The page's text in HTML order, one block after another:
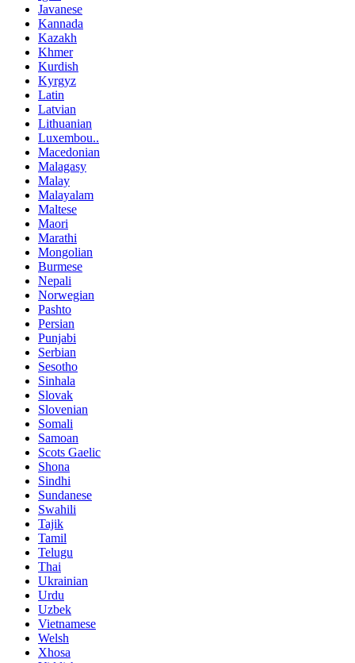
Javanese
Kannada
Kazakh
Khmer
Kurdish
Kyrgyz
Latin
Latvian
Lithuanian
Luxembou..
Macedonian
Malagasy
Malay
Malayalam
Maltese
Maori
Marathi
Mongolian
Burmese
Nepali
Norwegian
Pashto
Persian
Punjabi
Serbian
Sesotho
Sinhala
Slovak
Slovenian
Somali
Samoan
Scots Gaelic
Shona
Sindhi
Sundanese
Swahili
Tajik
Tamil
Telugu
Thai
Ukrainian
Urdu
Uzbek
Vietnamese
Welsh
Xhosa